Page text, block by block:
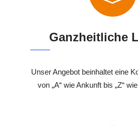
Ganzheitliche
Unser Angebot beinhaltet eine
von „A“ wie Ankunft bis „Z“